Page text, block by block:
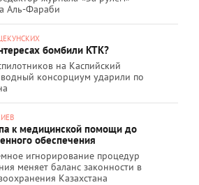
Аль-Фараби
бомбили КТК?
на Каспийский
консорциум ударили по
к медицинской помощи до
обеспечения
игнорирование процедур
меняет баланс законности в
Казахстана